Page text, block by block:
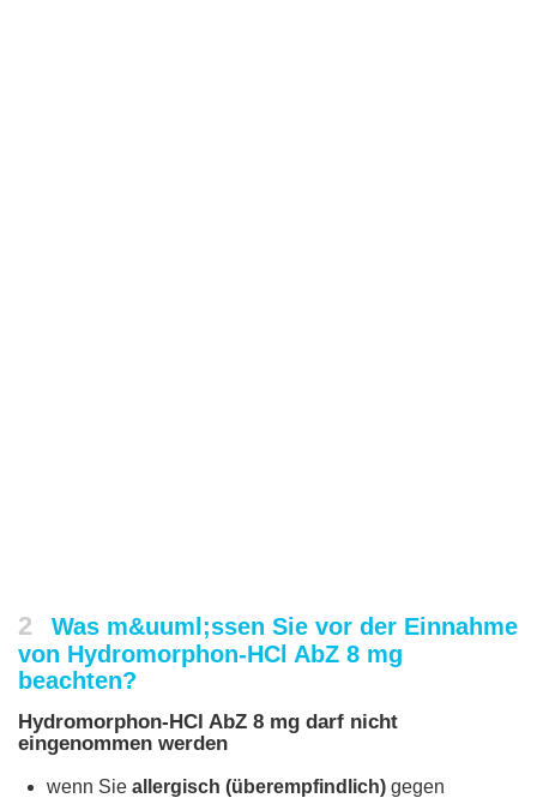
2
Was m&uuml;ssen Sie vor der Einnahme
von Hydromorphon-HCl AbZ 8 mg
beachten?
Hydromorphon-HCl AbZ 8 mg darf nicht
eingenommen werden
wenn Sie allergisch (überempfindlich) gegen